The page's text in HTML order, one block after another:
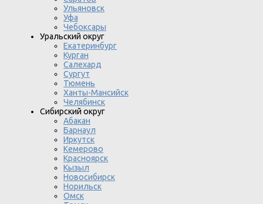
Ульяновск
Уфа
Чебоксары
Уральский округ
Екатеринбург
Курган
Салехард
Сургут
Тюмень
Ханты-Мансийск
Челябинск
Сибирский округ
Абакан
Барнаул
Иркутск
Кемерово
Красноярск
Кызыл
Новосибирск
Норильск
Омск